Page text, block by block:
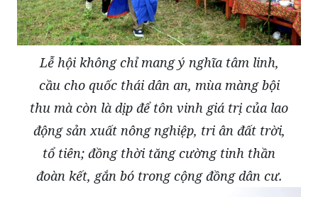
Lễ hội không chỉ mang ý nghĩa tâm linh,
cầu cho quốc thái dân an, mùa màng bội
thu mà còn là dịp để tôn vinh giá trị của lao
động sản xuất nông nghiệp, tri ân đất trời,
tổ tiên; đồng thời tăng cường tinh thần
đoàn kết, gắn bó trong cộng đồng dân cư.